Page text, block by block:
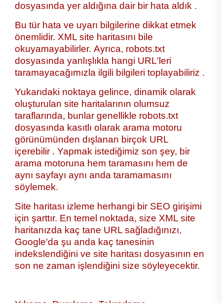
dosyasında yer aldığına dair bir hata aldık .
Bu tür hata ve uyarı bilgilerine dikkat etmek
önemlidir. XML site haritasını bile
okuyamayabilirler. Ayrıca, robots.txt
dosyasında yanlışlıkla hangi URL'leri
taramayacağımızla ilgili bilgileri toplayabiliriz .
Yukarıdaki noktaya gelince, dinamik olarak
oluşturulan site haritalarının olumsuz
taraflarında, bunlar genellikle robots.txt
dosyasında kasıtlı olarak arama motoru
görünümünden dışlanan birçok URL
içerebilir . Yapmak istediğimiz son şey, bir
arama motoruna hem taramasını hem de
aynı sayfayı aynı anda taramamasını
söylemek.
Site haritası izleme herhangi bir SEO girişimi
için şarttır. En temel noktada, size XML site
haritanızda kaç tane URL sağladığınızı,
Google'da şu anda kaç tanesinin
indekslendiğini ve site haritası dosyasının en
son ne zaman işlendiğini size söyleyecektir.